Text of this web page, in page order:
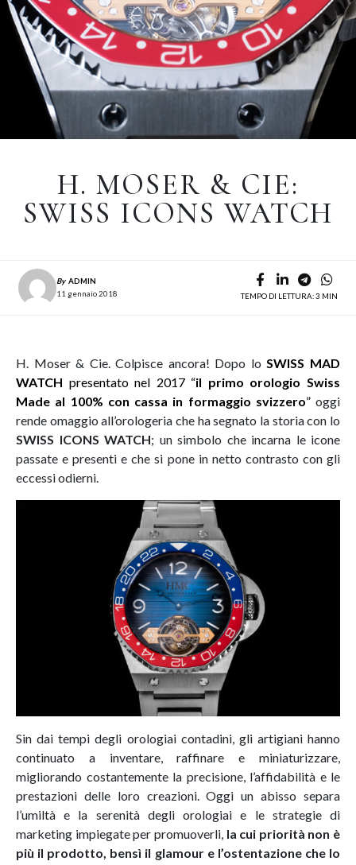
H. MOSER & CIE:
SWISS ICONS WATCH
By ADMIN
11 gennaio 2018
TEMPO DI LETTURA: 3 MIN
H. Moser & Cie. Colpisce ancora! Dopo lo SWISS MAD
WATCH presentato nel 2017 “il primo orologio Swiss
Made al 100% con cassa in formaggio svizzero”oggi
rende omaggio all’orologeria che ha segnato la storia con lo
SWISS ICONS WATCH; un simbolo che incarna le icone
passate e presenti e che si pone in netto contrasto con gli
eccessi odierni.
Sin dai tempi degli orologiai contadini, gli artigiani hanno
continuato a inventare, raffinare e miniaturizzare,
migliorando costantemente la precisione, l’affidabilità e le
prestazioni delle loro creazioni. Oggi un abisso separa
l’umiltà e la serenità degli orologiai e le strategie di
marketing impiegate per promuoverli, la cui priorità non è
più il prodotto, bensì il glamour e l’ostentazione che lo